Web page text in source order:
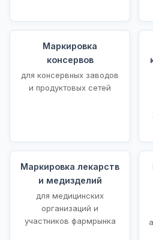
Маркировка
консервов
для консервных заводов
и продуктовых сетей
Маркировка лекарств
и медизделий
для медицинских
организаций и
участников фармрынка